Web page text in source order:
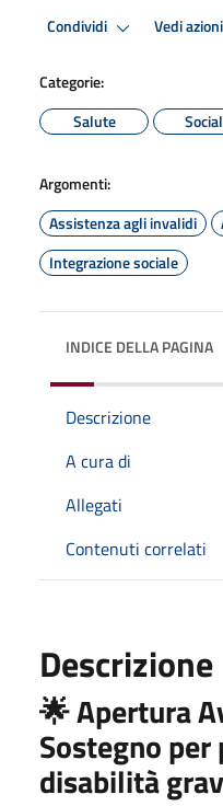
Condividi Vedi azioni
Categorie:
Salute
Argomenti:
Assistenza agli invalidi
Integrazione sociale
INDICE DELLA PAGINA
Descrizione
A cura di
Allegati
Contenuti correlati
Descrizione
🌟Apertura
Sostegno per
disabilità